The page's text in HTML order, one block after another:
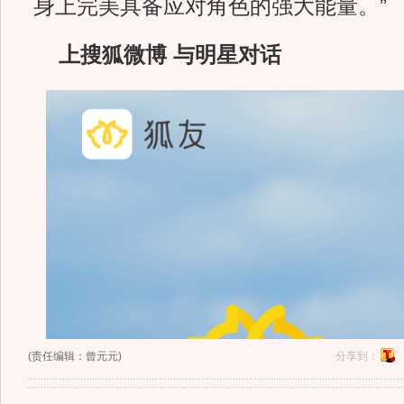
身上完美具备应对角色的强大能量。”
上搜狐微博 与明星对话
(责任编辑：曾元元) 分享到：